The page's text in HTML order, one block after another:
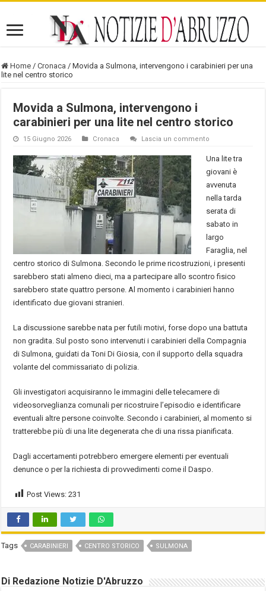
Home / Cronaca / Movida a Sulmona, intervengono i carabinieri per una
lite nel centro storico
Movida a Sulmona, intervengono i
carabinieri per una lite nel centro storico
15 Giugno 2026 Cronaca Lascia un commento
Una lite tra
giovani è
avvenuta
nella tarda
serata di
sabato in
largo
Faraglia, nel
centro storico di Sulmona. Secondo le prime ricostruzioni, i presenti
sarebbero stati almeno dieci, ma a partecipare allo scontro fisico
sarebbero state quattro persone. Al momento i carabinieri hanno
identificato due giovani stranieri.
La discussione sarebbe nata per futili motivi, forse dopo una battuta
non gradita. Sul posto sono intervenuti i carabinieri della Compagnia
di Sulmona, guidati da Toni Di Giosia, con il supporto della squadra
volante del commissariato di polizia.
Gli investigatori acquisiranno le immagini delle telecamere di
videosorveglianza comunali per ricostruire l’episodio e identificare
eventuali altre persone coinvolte. Secondo i carabinieri, al momento si
tratterebbe più di una lite degenerata che di una rissa pianificata.
Dagli accertamenti potrebbero emergere elementi per eventuali
denunce o per la richiesta di provvedimenti come il Daspo.
Post Views: 231
Tags CARABINIERI CENTRO STORICO SULMONA
Di Redazione Notizie D'Abruzzo